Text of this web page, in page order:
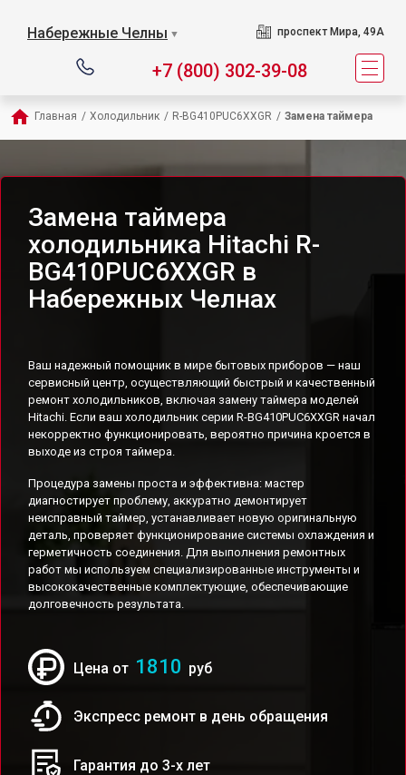
Набережные Челны ▼ проспект Мира, 49А
+7 (800) 302-39-08
Главная / Холодильник / R-BG410PUC6XXGR / Замена таймера
Замена таймера
холодильника Hitachi R-
BG410PUC6XXGR в
Набережных Челнах
Ваш надежный помощник в мире бытовых приборов — наш
сервисный центр, осуществляющий быстрый и качественный
ремонт холодильников, включая замену таймера моделей
Hitachi. Если ваш холодильник серии R-BG410PUC6XXGR начал
некорректно функционировать, вероятно причина кроется в
выходе из строя таймера.
Процедура замены проста и эффективна: мастер
диагностирует проблему, аккуратно демонтирует
неисправный таймер, устанавливает новую оригинальную
деталь, проверяет функционирование системы охлаждения и
герметичность соединения. Для выполнения ремонтных
работ мы используем специализированные инструменты и
высококачественные комплектующие, обеспечивающие
долговечность результата.
Цена от 1810 руб
Экспресс ремонт в день обращения
Гарантия до 3-х лет